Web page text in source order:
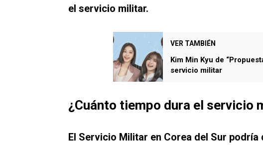
el servicio militar.
VER TAMBIÉN
Kim Min Kyu de
servicio militar
¿Cuánto tiempo dura el servicio
El Servicio Militar en Corea del Sur